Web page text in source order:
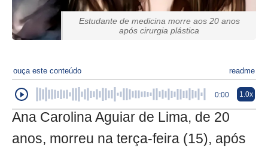
Estudante de medicina morre aos 20 anos
após cirurgia plástica
ouça este conteúdo readme
0:00 1.0x
Ana Carolina Aguiar de Lima, de 20
anos, morreu na terça-feira (15), após